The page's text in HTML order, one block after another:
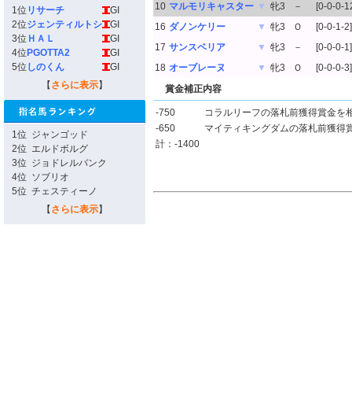
1位 リサーチ
GI
2位ジェンティルトシ
GI
3位 ＨＡＬ
GI
4位 PGOTTA2
GI
5位 しのくん
GI
【 さらに表示】
1位 ジャンゴッド
2位 エルドボルグ
3位 ジョドレルバンク
4位 ソブリオ
5位 チェスティーノ
【 さらに表示】
10 マルモリキャスター ▼ 牝3 －
[0-0-0-
16 ダノンケリー ▼ 牝3 Ｏ
[0-0-1-2]
17 サンスベリア ▼ 牝3 －
[0-0-0-1]
18 オーブレーヌ ▼ 牝3 Ｏ
[0-0-0-3]
賞金補正内容
-750
コラルリーフの落札前獲得賞金を
-650
マイティキングダムの落札前獲得
計：-1400